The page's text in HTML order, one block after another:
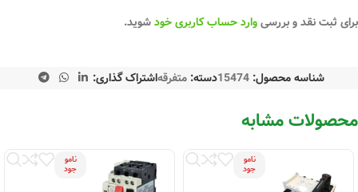
برای ثبت نقد و بررسیوارد حساب کاربری خودشوید.
شناسه محصول: 15474دسته: متفرقهاشتراک گذاری:
محصولات مشابه
نامو
جود
نامو
جود